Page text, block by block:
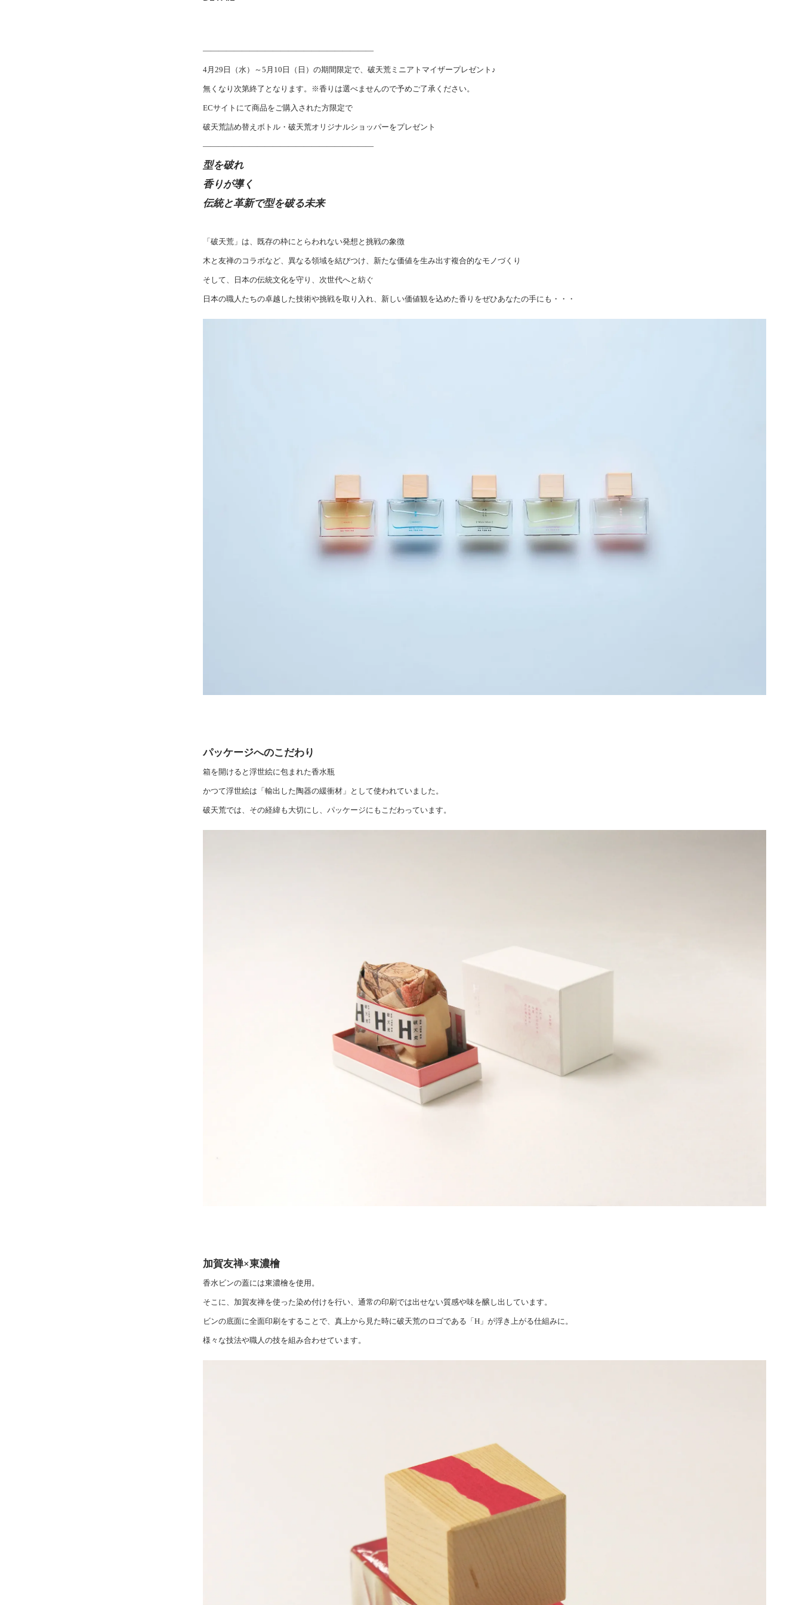
――――――――――――――――――――――
4月29日（水）～5月10日（日）の期間限定で、破天荒ミニアトマイザープレゼント♪
無くなり次第終了となります。※香りは選べませんので予めご了承ください。
ECサイトにて商品をご購入された方限定で
破天荒詰め替えボトル・破天荒オリジナルショッパーをプレゼント
――――――――――――――――――――――
型を破れ
香りが導く
伝統と革新で型を破る未来
「破天荒」は、既存の枠にとらわれない発想と挑戦の象徴
木と友禅のコラボなど、異なる領域を結びつけ、新たな価値を生み出す複合的なモノづくり
そして、日本の伝統文化を守り、次世代へと紡ぐ
日本の職人たちの卓越した技術や挑戦を取り入れ、新しい価値観を込めた香りをぜひあなたの手にも・・・
パッケージへのこだわり
箱を開けると浮世絵に包まれた香水瓶
かつて浮世絵は「輸出した陶器の緩衝材」として使われていました。
破天荒では、その経緯も大切にし、パッケージにもこだわっています。
加賀友禅×東濃檜
香水ビンの蓋には東濃檜を使用。
そこに、加賀友禅を使った染め付けを行い、通常の印刷では出せない質感や味を醸し出しています。
ビンの底面に全面印刷をすることで、真上から見た時に破天荒のロゴである「H」が浮き上がる仕組みに。
様々な技法や職人の技を組み合わせています。